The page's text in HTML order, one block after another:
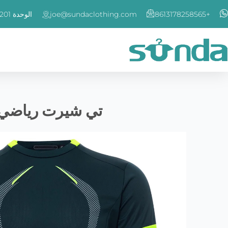
إلى
+8613178258565
joe@sundaclothing.com الوحدة 201 ، رقم 464 طريق XingLinwan ، منطقة Jimei ، شيامن ، الصين
تي شيرت رياضي